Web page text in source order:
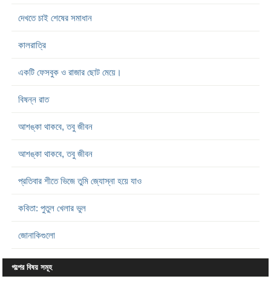
দেখতে চাই শেষের সমাধান
কালরাত্রি
একটি ফেসবুক ও রাজার ছোট মেয়ে।
বিষন্ন রাত
আশঙ্কা থাকবে, তবু জীবন
আশঙ্কা থাকবে, তবু জীবন
প্রতিবার শীতে ভিজে তুমি জ্যোস্না হয়ে যাও
কবিতা: পুতুল খেলার ভুল
জোনাকিগুলো
গল্পের বিষয় সমূহ